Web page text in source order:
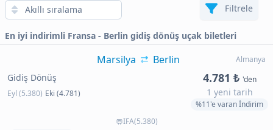
Filtrele
En iyi indirimli Fransa - Berlin gidiş dönüş uçak biletleri
Almanya
Marsilya Berlin
Gidiş Dönüş
Eyl (5.380) Eki (4.781)
4.781 ₺ 'den
1 yeni tarih
%11'e varan İndirim
IFA(5.380)